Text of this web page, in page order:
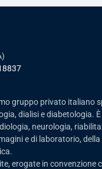
gruppo privato italiano
dialisi e diabetologia.
neurologia,
e di laboratorio, della
erogate in convenzione